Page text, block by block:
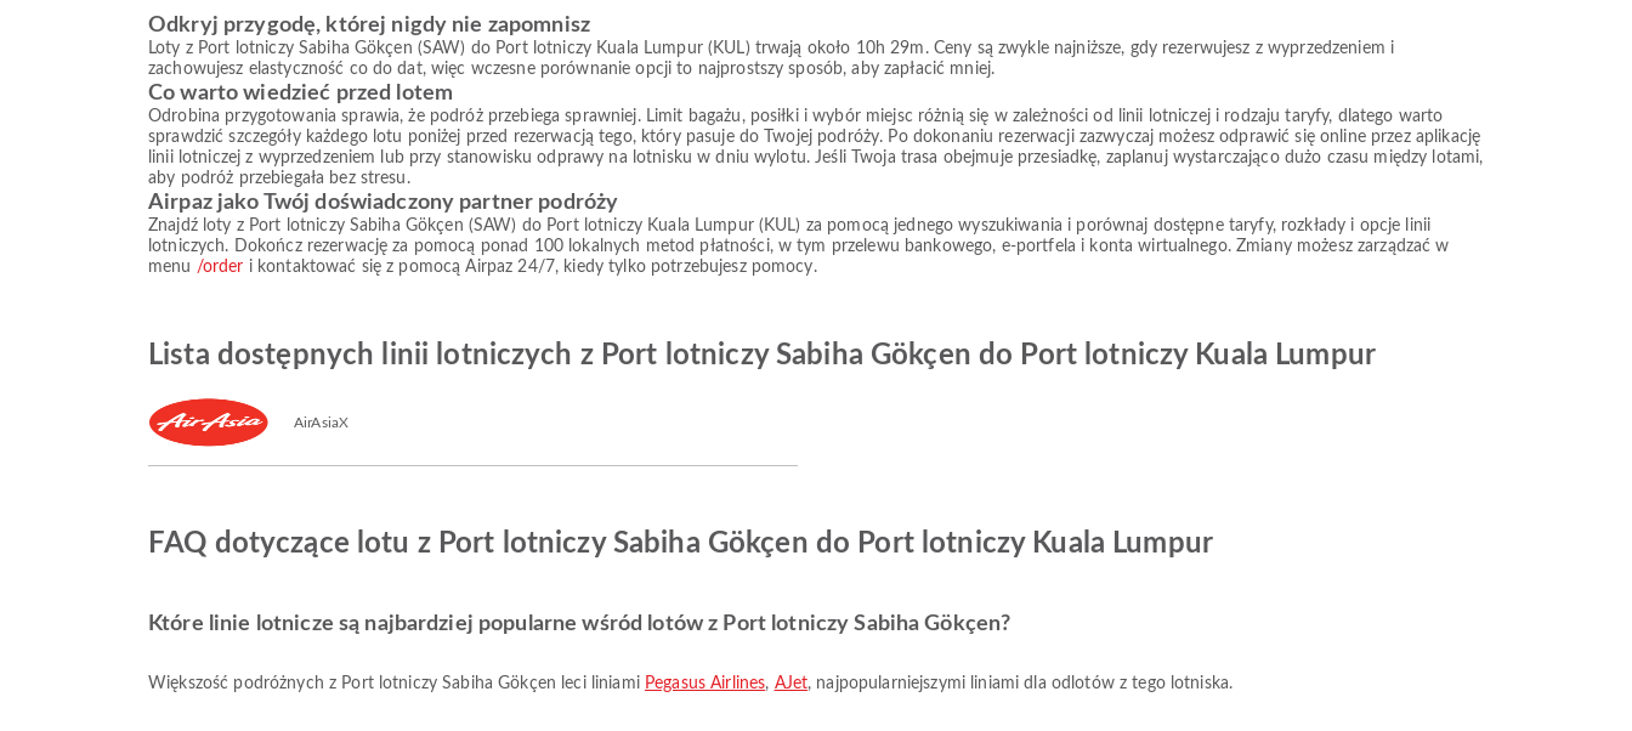
Odkryj przygodę, której nigdy nie zapomnisz
Loty z Port lotniczy Sabiha Gökçen (SAW) do Port lotniczy Kuala Lumpur (KUL) trwają około 10h 29m. Ceny są zwykle najniższe, gdy rezerwujesz z wyprzedzeniem i
zachowujesz elastyczność co do dat, więc wczesne porównanie opcji to najprostszy sposób, aby zapłacić mniej.
Co warto wiedzieć przed lotem
Odrobina przygotowania sprawia, że podróż przebiega sprawniej. Limit bagażu, posiłki i wybór miejsc różnią się w zależności od linii lotniczej i rodzaju taryfy, dlatego warto
sprawdzić szczegóły każdego lotu poniżej przed rezerwacją tego, który pasuje do Twojej podróży. Po dokonaniu rezerwacji zazwyczaj możesz odprawić się online przez aplikację
linii lotniczej z wyprzedzeniem lub przy stanowisku odprawy na lotnisku w dniu wylotu. Jeśli Twoja trasa obejmuje przesiadkę, zaplanuj wystarczająco dużo czasu między lotami,
aby podróż przebiegała bez stresu.
Airpaz jako Twój doświadczony partner podróży
Znajdź loty z Port lotniczy Sabiha Gökçen (SAW) do Port lotniczy Kuala Lumpur (KUL) za pomocą jednego wyszukiwania i porównaj dostępne taryfy, rozkłady i opcje linii
lotniczych. Dokończ rezerwację za pomocą ponad 100 lokalnych metod płatności, w tym przelewu bankowego, e-portfela i konta wirtualnego. Zmiany możesz zarządzać w
menu /order i kontaktować się z pomocą Airpaz 24/7, kiedy tylko potrzebujesz pomocy.
Lista dostępnych linii lotniczych z Port lotniczy Sabiha Gökçen do Port lotniczy Kuala Lumpur
AirAsiaX
FAQ dotyczące lotu z Port lotniczy Sabiha Gökçen do Port lotniczy Kuala Lumpur
Które linie lotnicze są najbardziej popularne wśród lotów z Port lotniczy Sabiha Gökçen?
Większość podróżnych z Port lotniczy Sabiha Gökçen leci liniami Pegasus Airlines, AJet, najpopularniejszymi liniami dla odlotów z tego lotniska.